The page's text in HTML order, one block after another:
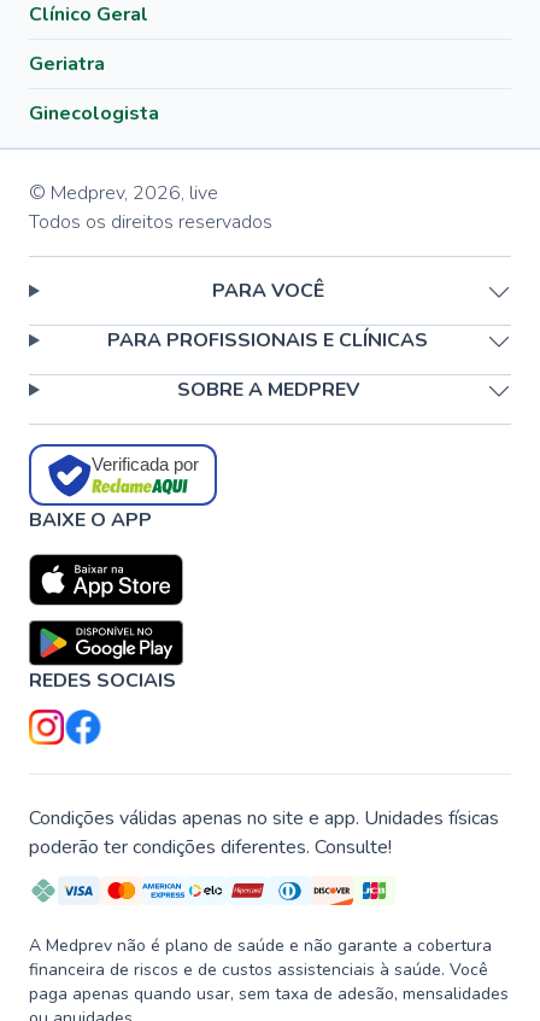
Clínico Geral
Geriatra
Ginecologista
© Medprev, 2026, live
Todos os direitos reservados
PARA VOCÊ
PARA PROFISSIONAIS E CLÍNICAS
SOBRE A MEDPREV
Verificada por
BAIXE O APP
REDES SOCIAIS
Condições válidas apenas no site e app. Unidades físicas
poderão ter condições diferentes. Consulte!
A Medprev não é plano de saúde e não garante a cobertura
financeira de riscos e de custos assistenciais à saúde. Você
paga apenas quando usar, sem taxa de adesão, mensalidades